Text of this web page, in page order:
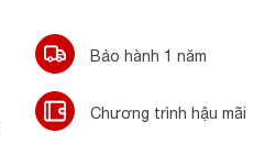
Bảo hành 1 năm
Chương trình hậu mãi